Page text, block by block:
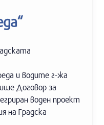
и водите г-жа
Договор за
воден проект
на Градска